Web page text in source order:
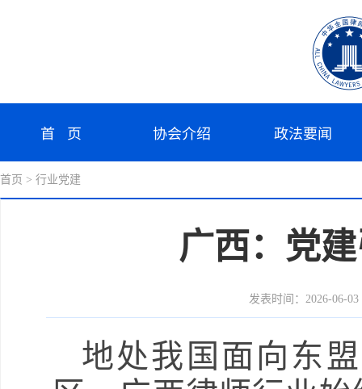
首 页 协会介绍 政法要闻
首页 > 行业党建
广西：党
发表时间：2026-06-03
地处我国面向东